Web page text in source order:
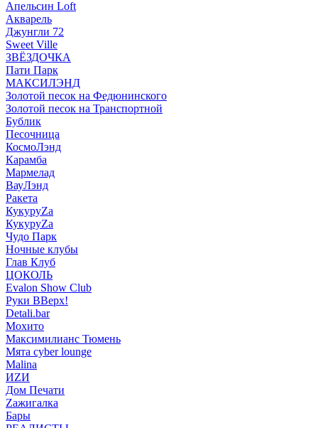
Апельсин Loft
Акварель
Джунгли 72
Sweet Ville
ЗВЁЗДОЧКА
Пати Парк
МАКСИЛЭНД
Золотой песок на Федюнинского
Золотой песок на Транспортной
Бублик
Песочница
КосмоЛэнд
Карамба
Мармелад
ВауЛэнд
Ракета
КукуруZа
КукуруZа
Чудо Парк
Ночные клубы
Глав Клуб
ЦОКОЛЬ
Evalon Show Club
Руки ВВерх!
Detali.bar
Мохито
Максимилианс Тюмень
Мята cyber lounge
Malina
ИZИ
Дом Печати
Zажигалка
Бары